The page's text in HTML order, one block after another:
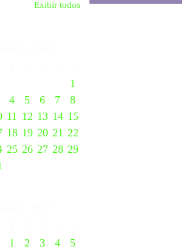
Exibir todos
1
4 5 6 7
8
11 12 13 14 15
18 19 20 21 22
25 26 27 28 29
1
2 3 4
5